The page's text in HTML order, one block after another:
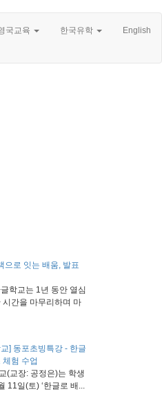
국교육 한국유학 English
으로 잇는 배움, 발표
학교는 1년 동안 열심
간을 마무리하며 마
] 동포초빙특강 - 한글
체험 수업
(교장: 공정은)는 학생
11일(토) ‘한글로 배...